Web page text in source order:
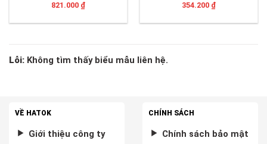
821.000 ₫
354.200 ₫
Lỗi: Không tìm thấy biểu mẫu liên hệ.
VỀ HATOK
Giới thiệu công ty
CHÍNH SÁCH
Chính sách bảo mật